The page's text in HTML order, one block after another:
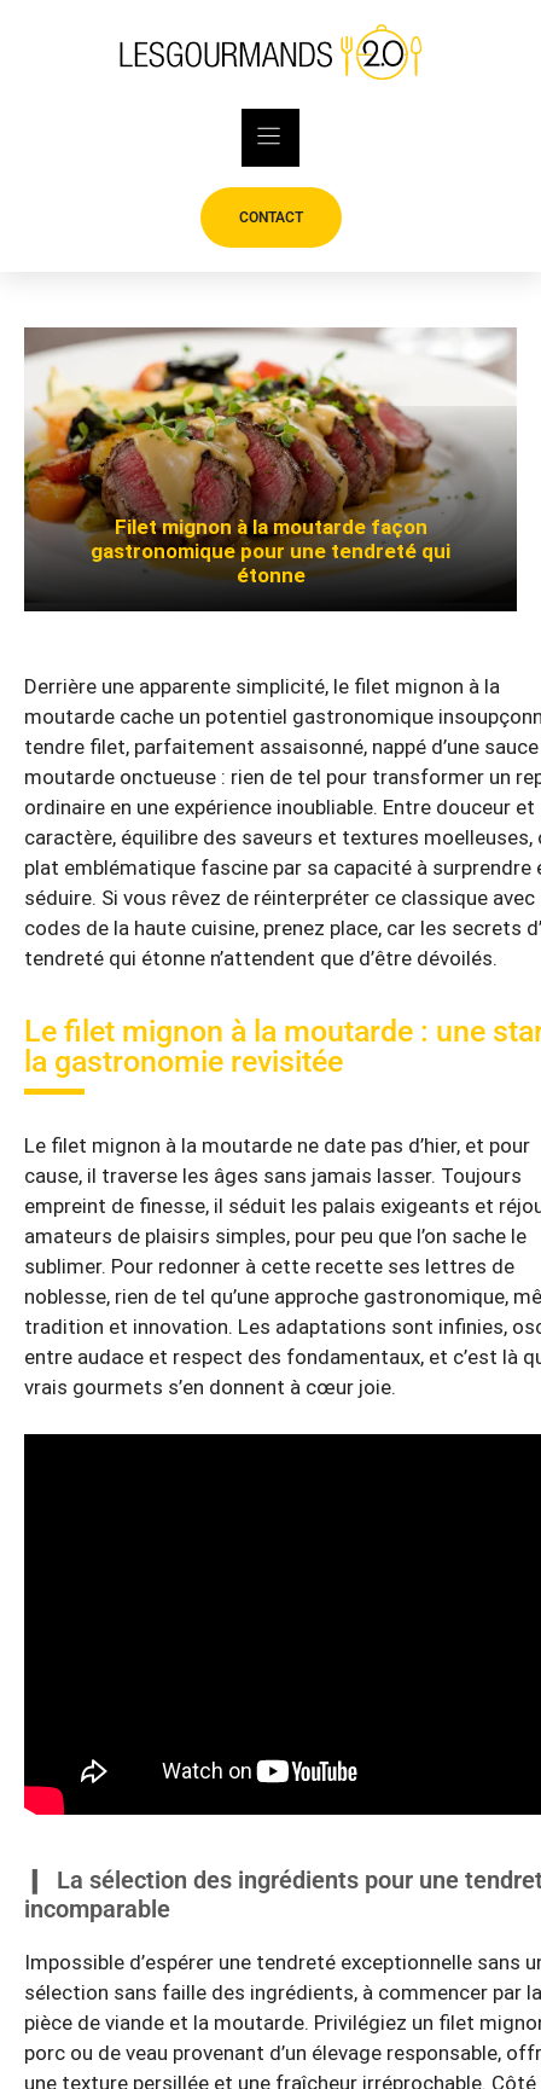
CONTACT
Filet mignon à la moutarde façon
gastronomique pour une tendreté qui
étonne
Derrière une apparente simplicité, le filet mignon à la
moutarde cache un potentiel gastronomique
tendre filet, parfaitement assaisonné, nappé d’une
moutarde onctueuse : rien de tel pour transformer un
ordinaire en une expérience inoubliable. Entre douceur et
caractère, équilibre des saveurs et textures moelleuses,
plat emblématique fascine par sa capacité à surprendre
séduire. Si vous rêvez de réinterpréter ce classique avec
codes de la haute cuisine, prenez place, car les secrets
tendreté qui étonne n’attendent que d’être dévoilés.
Le filet mignon à la moutarde : une
la gastronomie revisitée
Le filet mignon à la moutarde ne date pas d’hier, et pour
cause, il traverse les âges sans jamais lasser. Toujours
empreint de finesse, il séduit les palais exigeants et
amateurs de plaisirs simples, pour peu que l’on sache le
sublimer. Pour redonner à cette recette ses lettres de
noblesse, rien de tel qu’une approche gastronomique,
tradition et innovation. Les adaptations sont infinies,
entre audace et respect des fondamentaux, et c’est là
vrais gourmets s’en donnent à cœur joie.
La sélection des ingrédients pour une
incomparable
Impossible d’espérer une tendreté exceptionnelle sans
sélection sans faille des ingrédients, à commencer par la
pièce de viande et la moutarde. Privilégiez un filet
porc ou de veau provenant d’un élevage responsable,
une texture persillée et une fraîcheur irréprochable. Côté